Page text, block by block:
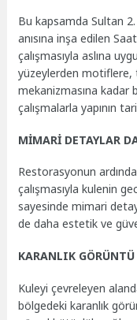
Bu kapsamda Sultan 2.
anısına inşa edilen
çalışmasıyla aslına
yüzeylerden
mekanizmasına
çalışmalarla yapının
MİMARİ DETAYLAR
Restorasyonun
çalışmasıyla kulenin
sayesinde mimari
de daha estetik ve
KARANLIK
Kuleyi çevreleyen
bölgedeki karanlık